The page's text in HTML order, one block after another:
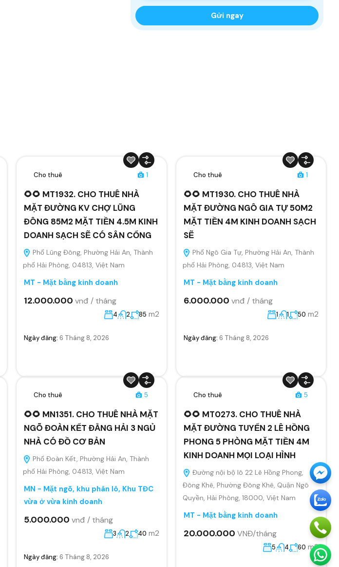
Cho thuê 1
🌻🌻 MT1932. CHO THUÊ NHÀ
MẶT ĐƯỜNG KV CHỢ LŨNG
ĐÔNG 85M2 MẶT TIỀN 4.5M KINH
DOANH SẠCH SẼ CÓ SÂN CỔNG
Phố Lũng Đông, Phường Hải An, Thành
phố Hải Phòng, 04813, Việt Nam
MT - Mặt bằng kinh doanh
12.000.000 vnđ / tháng
4 2 85 m2
Ngày đăng: 6 Tháng 8, 2026
Cho thuê 1
🌻🌻 MT1930. CHO THUÊ NHÀ
MẶT ĐƯỜNG NGÔ GIA TỰ 50M2
MẶT TIỀN 4M KINH DOANH SẠCH
SẼ
Phố Ngô Gia Tự, Phường Hải An, Thành
phố Hải Phòng, 04813, Việt Nam
MT - Mặt bằng kinh doanh
6.000.000 vnđ / tháng
1 1 50 m2
Ngày đăng: 6 Tháng 8, 2026
Cho thuê 5
🌻🌻 MN1351. CHO THUÊ NHÀ MẶT
NGÕ ĐOÀN KẾT ĐẰNG HẢI 3 NGỦ
NHÀ CÓ ĐỒ CƠ BẢN
Phố Đoàn Kết, Phường Hải An, Thành
phố Hải Phòng, 04813, Việt Nam
MN - Mặt ngõ, khu phân lô, Khu TĐC
vừa ở vừa kinh doanh
5.000.000 vnđ / tháng
3 2 40 m2
Ngày đăng: 6 Tháng 8, 2026
Cho thuê 5
🌻🌻 MT0273. CHO THUÊ NHÀ
MẶT ĐƯỜNG TUYẾN 2 LÊ HỒNG
PHONG 5 PHÒNG MẶT TIỀN 4M
KINH DOANH MỌI LOẠI HÌNH
Đường nội bộ lô 22 Lê Hồng Phong,
Đông Khê, Phường Đông Khê, Quận Ngô
Quyền, Hải Phòng, 18000, Việt Nam
MT - Mặt bằng kinh doanh
20.000.000 VNĐ/tháng
5 4 60 m2